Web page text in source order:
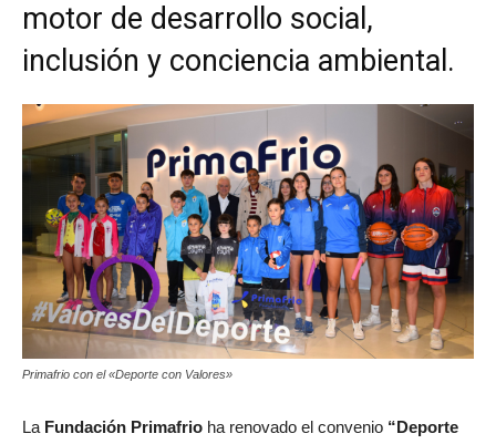
motor de desarrollo social,
inclusión y conciencia ambiental.
Primafrio con el «Deporte con Valores»
La Fundación Primafrio ha renovado el convenio “Deporte